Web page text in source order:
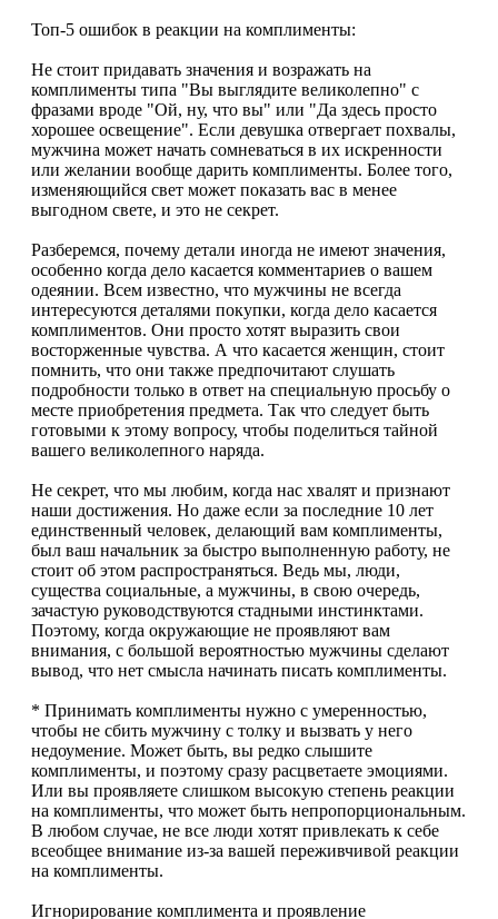
Топ-5 ошибок в реакции на комплименты:
Не стоит придавать значения и возражать на
комплименты типа "Вы выглядите великолепно" с
фразами вроде "Ой, ну, что вы" или "Да здесь просто
хорошее освещение". Если девушка отвергает похвалы,
мужчина может начать сомневаться в их искренности
или желании вообще дарить комплименты. Более того,
изменяющийся свет может показать вас в менее
выгодном свете, и это не секрет.
Разберемся, почему детали иногда не имеют значения,
особенно когда дело касается комментариев о вашем
одеянии. Всем известно, что мужчины не всегда
интересуются деталями покупки, когда дело касается
комплиментов. Они просто хотят выразить свои
восторженные чувства. А что касается женщин, стоит
помнить, что они также предпочитают слушать
подробности только в ответ на специальную просьбу о
месте приобретения предмета. Так что следует быть
готовыми к этому вопросу, чтобы поделиться тайной
вашего великолепного наряда.
Не секрет, что мы любим, когда нас хвалят и признают
наши достижения. Но даже если за последние 10 лет
единственный человек, делающий вам комплименты,
был ваш начальник за быстро выполненную работу, не
стоит об этом распространяться. Ведь мы, люди,
существа социальные, а мужчины, в свою очередь,
зачастую руководствуются стадными инстинктами.
Поэтому, когда окружающие не проявляют вам
внимания, с большой вероятностью мужчины сделают
вывод, что нет смысла начинать писать комплименты.
* Принимать комплименты нужно с умеренностью,
чтобы не сбить мужчину с толку и вызвать у него
недоумение. Может быть, вы редко слышите
комплименты, и поэтому сразу расцветаете эмоциями.
Или вы проявляете слишком высокую степень реакции
на комплименты, что может быть непропорциональным.
В любом случае, не все люди хотят привлекать к себе
всеобщее внимание из-за вашей переживчивой реакции
на комплименты.
Игнорирование комплимента и проявление